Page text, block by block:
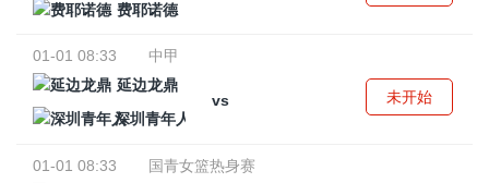
费耶诺德
01-01 08:33
中甲
延边龙鼎
vs
深圳青年人
未开始
01-01 08:33
国青女篮热身赛